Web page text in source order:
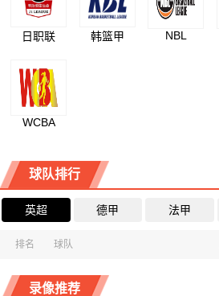
日职联 韩篮甲 NBL
WCBA
球队排行
英超 德甲 法甲
排名 球队
录像推荐